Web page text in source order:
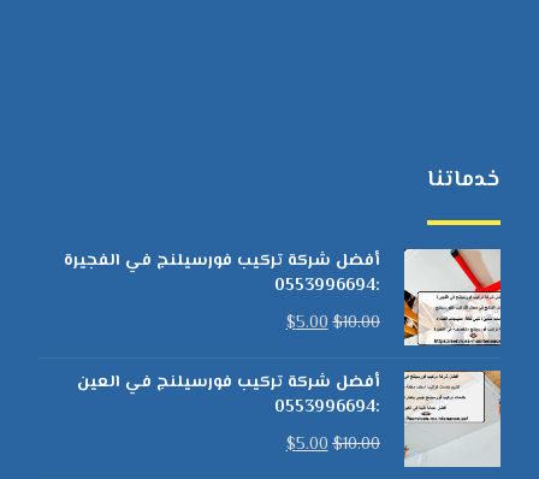
خدماتنا
أفضل شركة تركيب فورسيلنج في الفجيرة
:0553996694
$10.00
$5.00
أفضل شركة تركيب فورسيلنج في العين
:0553996694
$10.00
$5.00